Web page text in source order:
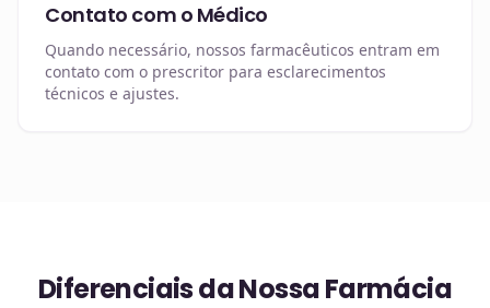
Contato com o Médico
Quando necessário, nossos farmacêuticos entram em
contato com o prescritor para esclarecimentos
técnicos e ajustes.
Diferenciais da Nossa Farmácia